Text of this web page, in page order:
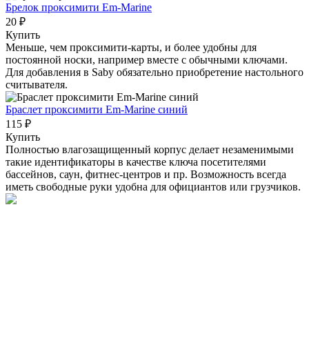
Брелок проксимити Em-Marine
20 ₽
Купить
Меньше, чем проксимити-карты, и более удобны для
постоянной носки, например вместе с обычными ключами.
Для добавления в Saby обязательно приобретение настольного
считывателя.
Браслет проксимити Em-Marine синий
115 ₽
Купить
Полностью влагозащищенный корпус делает незаменимыми
такие идентификаторы в качестве ключа посетителями
бассейнов, саун, фитнес-центров и пр. Возможность всегда
иметь свободные руки удобна для официантов или грузчиков.